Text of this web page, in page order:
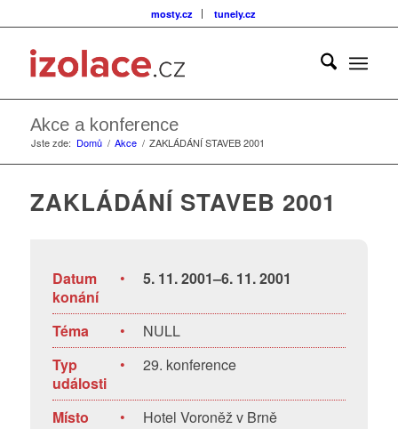
mosty.cz tunely.cz
Akce a konference
Jste zde: Domů / Akce / ZAKLÁDÁNÍ STAVEB 2001
ZAKLÁDÁNÍ STAVEB 2001
Datum
konání
• 5. 11. 2001–6. 11. 2001
Téma •
NULL
Typ
události
• 29. konference
Místo • Hotel Voroněž v Brně